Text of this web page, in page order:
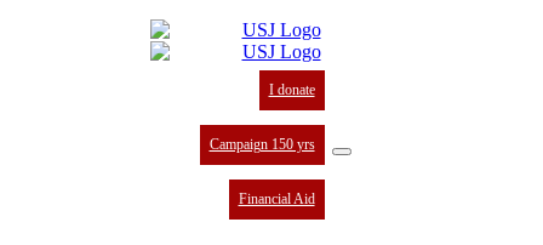
I donate
Campaign 150 yrs
Financial Aid